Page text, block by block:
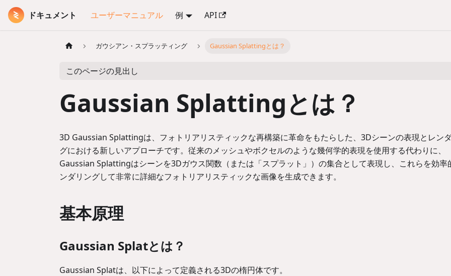
ドキュメント ユーザーマニュアル 例 API
ガウシアン・スプラッティング Gaussian Splattingとは？
このページの見出し
Gaussian Splattingとは？
3D Gaussian Splattingは、フォトリアリスティックな再構築に革命をもたらした、3Dシーンの表現とレン
グにおける新しいアプローチです。従来のメッシュやボクセルのような幾何学的表現を使用する代わりに、
Gaussian Splattingはシーンを3Dガウス関数（または「スプラット」）の集合として表現し、これらを効率
ンダリングして非常に詳細なフォトリアリスティックな画像を生成できます。
基本原理
Gaussian Splatとは？
Gaussian Splatは、以下によって定義される3Dの楕円体です。